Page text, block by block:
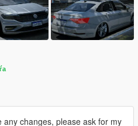
changes, please ask for my